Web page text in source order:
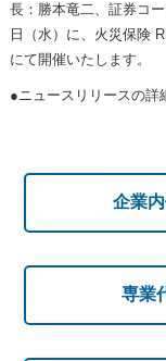
長：勝本竜二、証券コ
日（水）に、火災保険
にて開催いたします。
●ニュースリリースの詳
企業
専業